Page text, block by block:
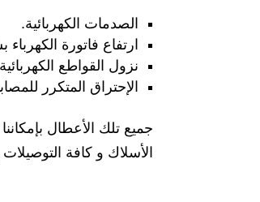
الصدمات الكهربائية.
ارتفاع فاتورة
نزول القواطع
الإحتراق المتكرر
جميع تلك الأعطال
الأسلاك و كافة التوصيلات